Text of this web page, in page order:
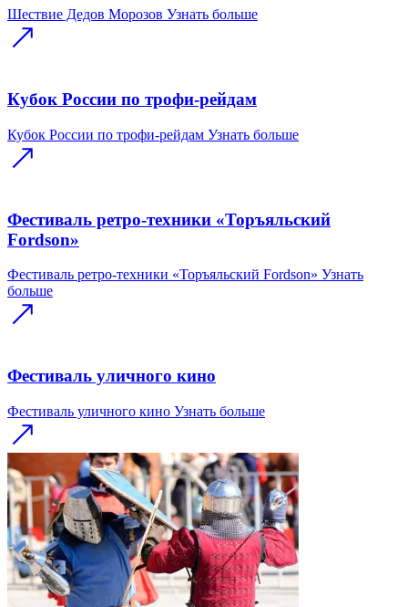
Шествие Дедов Морозов Узнать больше
Кубок России по трофи-рейдам
Кубок России по трофи-рейдам Узнать больше
Фестиваль ретро-техники «Торъяльский
Fordson»
Фестиваль ретро-техники «Торъяльский Fordson» Узнать
больше
Фестиваль уличного кино
Фестиваль уличного кино Узнать больше